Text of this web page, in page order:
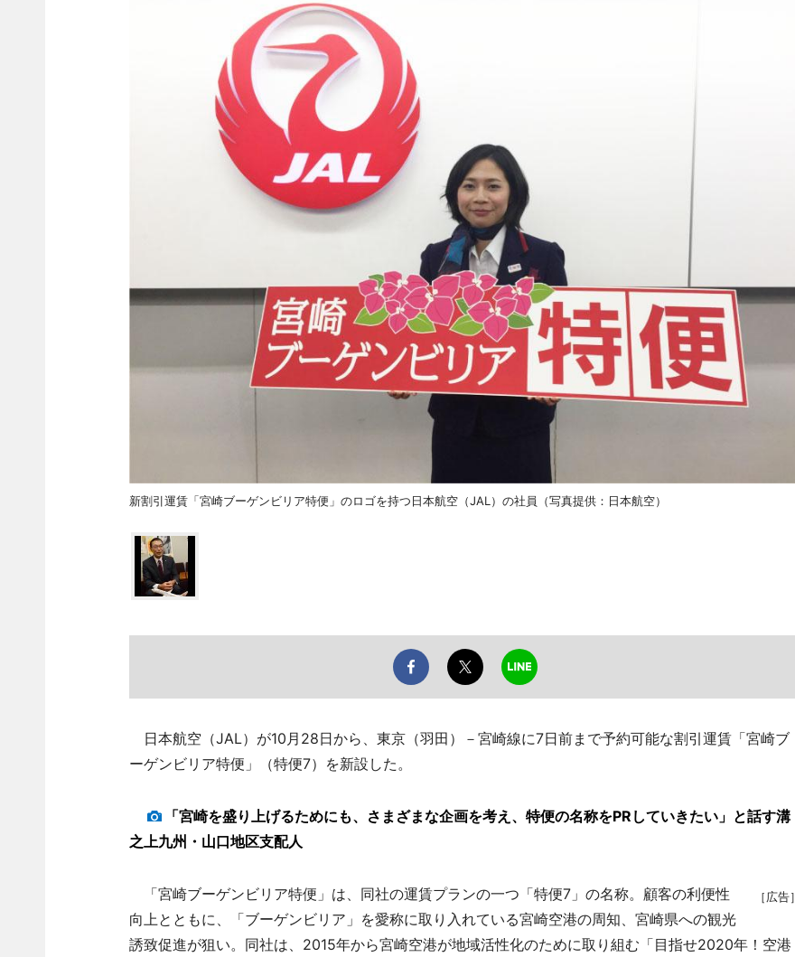
新割引運賃「宮崎ブーゲンビリア特便」のロゴを持つ日本航空（JAL）の社員（写真提供：日本航空）
日本航空（JAL）が10月28日から、東京（羽田）－宮崎線に7日前まで予約可能な割引運賃「宮崎ブ
ーゲンビリア特便」（特便7）を新設した。
「宮崎を盛り上げるためにも、さまざまな企画を考え、特便の名称をPRしていきたい」と話す溝
之上九州・山口地区支配人
［広告］
「宮崎ブーゲンビリア特便」は、同社の運賃プランの一つ「特便7」の名称。顧客の利便性
向上とともに、「ブーゲンビリア」を愛称に取り入れている宮崎空港の周知、宮崎県への観光
誘致促進が狙い。同社は、2015年から宮崎空港が地域活性化のために取り組む「目指せ2020年！空港